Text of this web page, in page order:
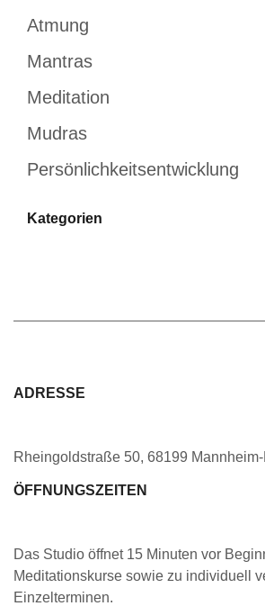
Atmung
Mantras
Meditation
Mudras
Persönlichkeitsentwicklung
Kategorien
ADRESSE
Rheingoldstraße 50, 68199
ÖFFNUNGSZEITEN
Das Studio öffnet 15 Minuten vor
Meditationskurse sowie zu individuell
Einzelterminen.